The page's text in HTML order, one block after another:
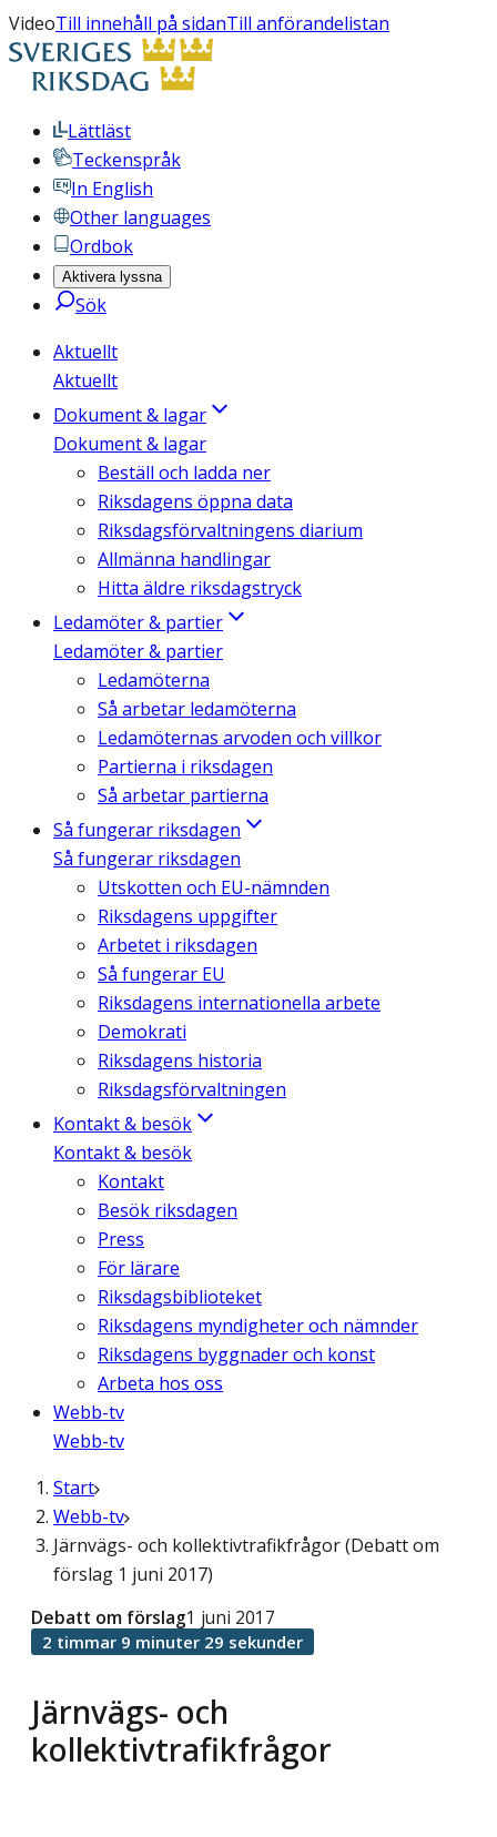
VideoTill innehåll på sidanTill anförandelistan
Lättläst
Teckenspråk
In English
Other languages
Ordbok
Aktivera lyssna
Sök
Aktuellt
Aktuellt
Dokument & lagar
Dokument & lagar
Beställ och ladda ner
Riksdagens öppna data
Riksdagsförvaltningens diarium
Allmänna handlingar
Hitta äldre riksdagstryck
Ledamöter & partier
Ledamöter & partier
Ledamöterna
Så arbetar ledamöterna
Ledamöternas arvoden och villkor
Partierna i riksdagen
Så arbetar partierna
Så fungerar riksdagen
Så fungerar riksdagen
Utskotten och EU-nämnden
Riksdagens uppgifter
Arbetet i riksdagen
Så fungerar EU
Riksdagens internationella arbete
Demokrati
Riksdagens historia
Riksdagsförvaltningen
Kontakt & besök
Kontakt & besök
Kontakt
Besök riksdagen
Press
För lärare
Riksdagsbiblioteket
Riksdagens myndigheter och nämnder
Riksdagens byggnader och konst
Arbeta hos oss
Webb-tv
Webb-tv
Start
Webb-tv
Järnvägs- och kollektivtrafikfrågor (Debatt om
förslag 1 juni 2017)
Järnvägs- och
kollektivtrafikfrågor
Debatt om förslag1 juni 2017
2 timmar 9 minuter 29 sekunder